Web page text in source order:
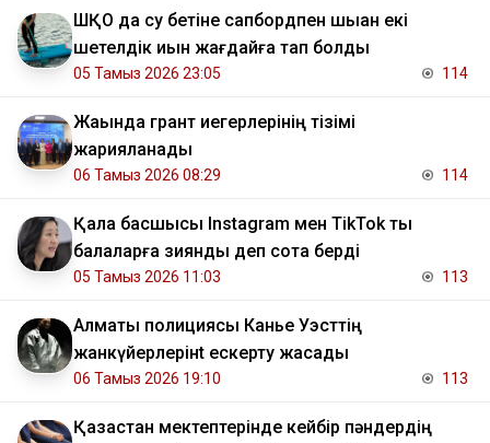
ШҚО да су бетіне сапбордпен шыққан екі
шетелдік қиын жағдайға тап болды
05 Тамыз 2026 23:05 114
Жақында грант иегерлерінің тізімі
жарияланады
06 Тамыз 2026 08:29 114
Қала басшысы Instagram мен TikTok ты
балаларға зиянды деп сотқа берді
05 Тамыз 2026 11:03 113
Алматы полициясы Канье Уэсттің
жанкүйерлерінt ескерту жасады
06 Тамыз 2026 19:10 113
Қазақстан мектептерінде кейбір пәндердің